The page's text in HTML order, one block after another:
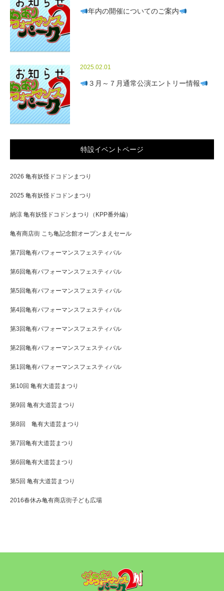
年内の開催についてのご案内
2025.02.01
３月～７月通常公演エントリー情報
特設イベントページ
2026 亀有妖怪ドコドンまつり
2025 亀有妖怪ドコドンまつり
納涼 亀有妖怪ドコドンまつり（KPP番外編）
亀有商店街 こち亀記念館オープンまえセール
第7回亀有パフォーマンスフェスティバル
第6回亀有パフォーマンスフェスティバル
第5回亀有パフォーマンスフェスティバル
第4回亀有パフォーマンスフェスティバル
第3回亀有パフォーマンスフェスティバル
第2回亀有パフォーマンスフェスティバル
第1回亀有パフォーマンスフェスティバル
第10回 亀有大道芸まつり
第9回 亀有大道芸まつり
第8回 亀有大道芸まつり
第7回亀有大道芸まつり
第6回亀有大道芸まつり
第5回 亀有大道芸まつり
2016春休み亀有商店街子ども広場